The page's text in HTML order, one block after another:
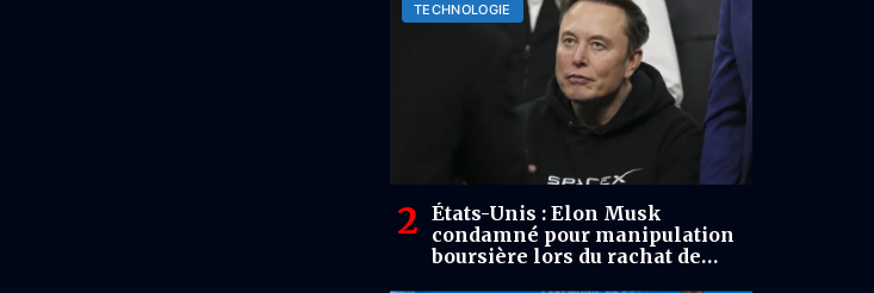
TECHNOLOGIE
États-Unis : Elon Musk
condamné pour manipulation
boursière lors du rachat de